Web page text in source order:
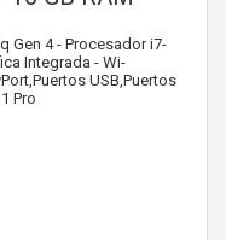
Gen 4 - Procesador i7-
Integrada - Wi-
USB,Puertos
Pro